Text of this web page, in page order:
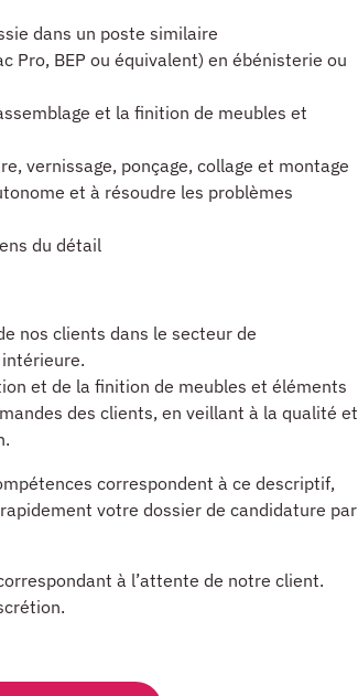
dans un poste similaire
Pro, BEP ou équivalent) en ébénisterie ou
et la finition de meubles et
vernissage, ponçage, collage et montage
et à résoudre les problèmes
du détail
nos clients dans le secteur de
et de la finition de meubles et éléments
des clients, en veillant à la qualité et
correspondent à ce descriptif,
votre dossier de candidature par
à l’attente de notre client.